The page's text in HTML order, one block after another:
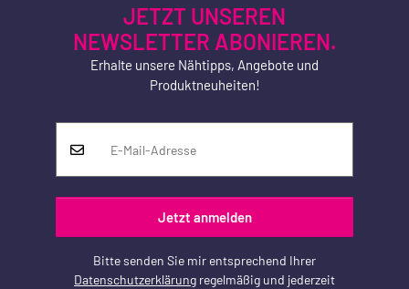
JETZT UNSEREN
NEWSLETTER ABONIEREN.
Erhalte unsere Nähtipps, Angebote und
Produktneuheiten!
Jetzt anmelden
Bitte senden Sie mir entsprechend Ihrer
Datenschutzerklärung regelmäßig und jederzeit